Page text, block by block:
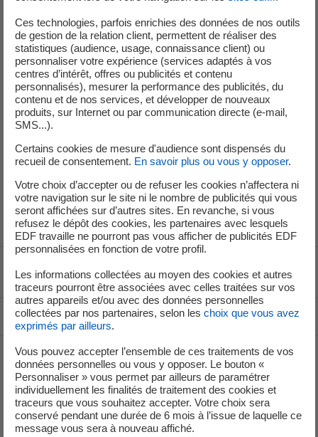
contexte de températures douces et de faible demande
en électricité.
Cette arrêt a permis d’assurer l’équilibre entre la
production et la consommation d’électricité au niveau
national, nécessaire au bon fonctionnement du réseau
électrique.
L’unité de production n°4 est à l’arrêt depuis le 31 janvier
pour réaliser un arrêt pour maintenance. Les unités de
production n°2 et n°3 sont en fonctionnement et
alimentent le réseau électrique national.
Voir le fil d'ariane
Haut de page
Groupe
Je déménage
Ces technologies, parfois enrichies des données de nos outils
de gestion de la relation client, permettent de réaliser des
statistiques (audience, usage, connaissance client) ou
personnaliser votre expérience (services adaptés à vos
centres d’intérêt, offres ou publicités et contenu
personnalisés), mesurer la performance des publicités, du
contenu et de nos services, et développer de nouveaux
produits, sur Internet ou par communication directe (e-mail,
SMS...).
Certains cookies de mesure d'audience sont dispensés du
recueil de consentement. En savoir plus ou vous y opposer.
Votre choix d’accepter ou de refuser les cookies n’affectera ni
votre navigation sur le site ni le nombre de publicités qui vous
seront affichées sur d’autres sites. En revanche, si vous
refusez le dépôt des cookies, les partenaires avec lesquels
EDF travaille ne pourront pas vous afficher de publicités EDF
personnalisées en fonction de votre profil.
Les informations collectées au moyen des cookies et autres
traceurs pourront être associées avec celles traitées sur vos
autres appareils et/ou avec des données personnelles
collectées par nos partenaires, selon les choix que vous avez
exprimés par ailleurs.
Vous pouvez accepter l’ensemble de ces traitements de vos
données personnelles ou vous y opposer. Le bouton «
Personnaliser » vous permet par ailleurs de paramétrer
individuellement les finalités de traitement des cookies et
traceurs que vous souhaitez accepter. Votre choix sera
conservé pendant une durée de 6 mois à l’issue de laquelle ce
message vous sera à nouveau affiché.